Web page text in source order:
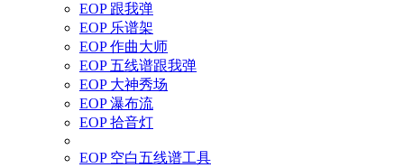
EOP 跟我弹
EOP 乐谱架
EOP 作曲大师
EOP 五线谱跟我弹
EOP 大神秀场
EOP 瀑布流
EOP 拾音灯
EOP 空白五线谱工具